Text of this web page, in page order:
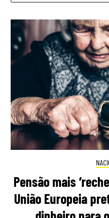
Pensão mais
União Europeia